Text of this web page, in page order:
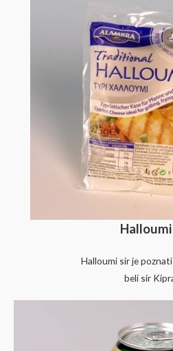
Halloumi sir je
beli sir